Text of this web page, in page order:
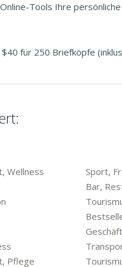
Tools Ihre
für 250 Briefköpfe
Wellness
Sport,
Bar,
Pflege